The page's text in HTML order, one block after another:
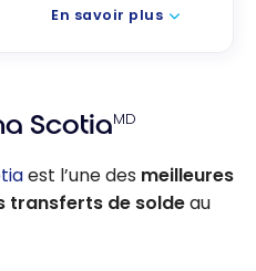
En savoir plus
ScotiaMD
est l’une des meilleures
transferts de soldeau